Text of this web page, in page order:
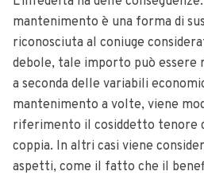
mantenimento è una forma di
riconosciuta al coniuge
debole, tale importo può essere
a seconda delle variabili
mantenimento a volte, viene
riferimento il cosiddetto tenore
coppia. In altri casi viene
aspetti, come il fatto che il